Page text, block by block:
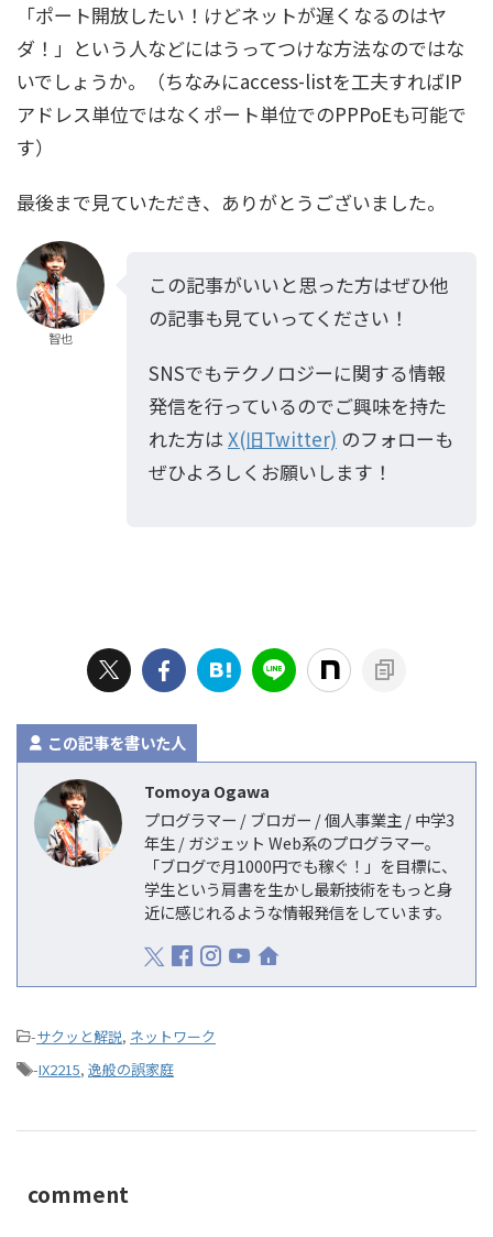
「ポート開放したい！けどネットが遅くなるのはヤ
ダ！」という人などにはうってつけな方法なのではな
いでしょうか。（ちなみにaccess-listを工夫すればIP
アドレス単位ではなくポート単位でのPPPoEも可能で
す）
最後まで見ていただき、ありがとうございました。
智也
この記事がいいと思った方はぜひ他
の記事も見ていってください！
SNSでもテクノロジーに関する情報
発信を行っているのでご興味を持た
れた方はX(旧Twitter) のフォローも
ぜひよろしくお願いします！
この記事を書いた人
Tomoya Ogawa
プログラマー / ブロガー / 個人事業主 / 中学3
年生 / ガジェット Web系のプログラマー。
「ブログで月1000円でも稼ぐ！」を目標に、
学生という肩書を生かし最新技術をもっと身
近に感じれるような情報発信をしています。
-サクッと解説, ネットワーク
-IX2215, 逸般の誤家庭
comment